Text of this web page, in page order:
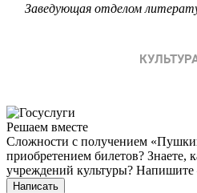
Заведующая отделом
Решаем вместе
Сложности с получением
приобретением билетов? Знаете,
учреждений культуры?
Написать